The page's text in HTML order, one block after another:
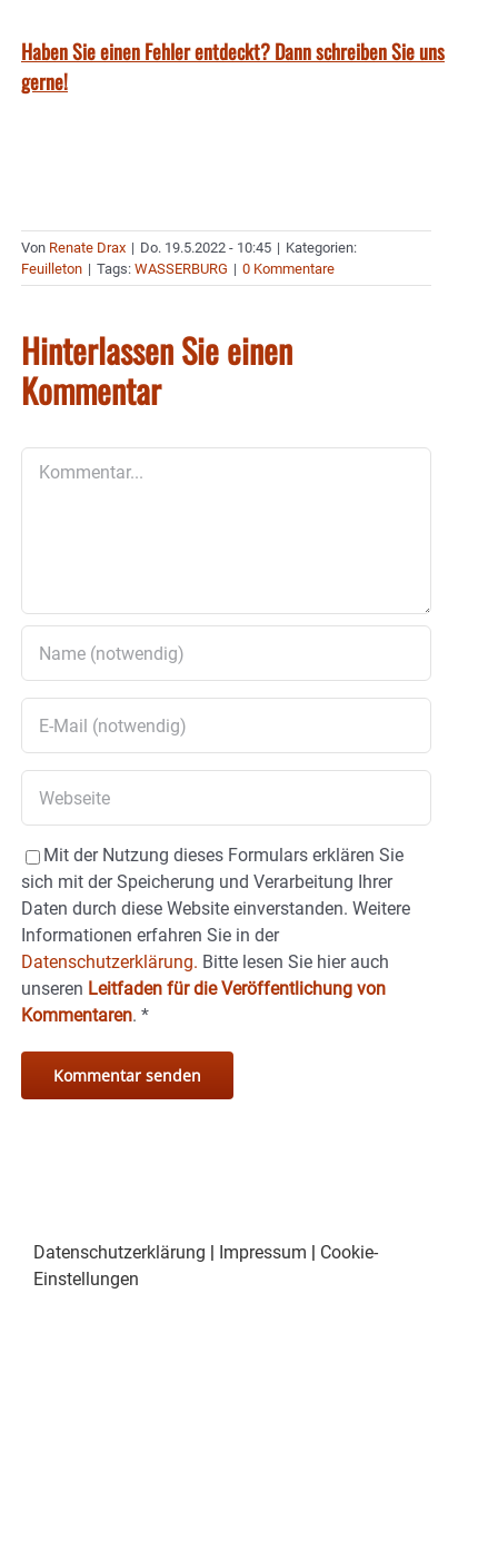
Haben Sie einen Fehler entdeckt? Dann schreiben Sie uns
gerne!
Von Renate Drax | Do. 19.5.2022 - 10:45 | Kategorien:
Feuilleton | Tags: WASSERBURG | 0 Kommentare
Hinterlassen Sie einen
Kommentar
Mit der Nutzung dieses Formulars erklären Sie
sich mit der Speicherung und Verarbeitung Ihrer
Daten durch diese Website einverstanden. Weitere
Informationen erfahren Sie in der
Datenschutzerklärung. Bitte lesen Sie hier auch
unseren Leitfaden für die Veröffentlichung von
Kommentaren. *
Datenschutzerklärung Impressum
Cookie-
Einstellungen